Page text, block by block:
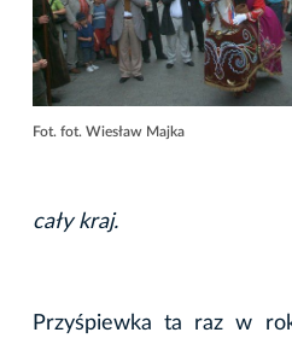
Fot. fot. Wiesław Majka
cały kraj.
Przyśpiewka ta raz w